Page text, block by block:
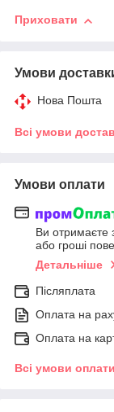
Приховати
Умови
Нова Пошта
Всі умови
Умови оплати
Ви отримаєте
або гроші
Детальніше
Післяплата
Оплата на
Оплата на
Всі умови оплати